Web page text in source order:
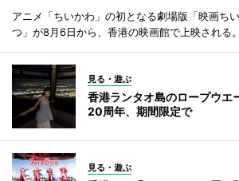
アニメ「ちいかわ」の初となる劇場版「映画ち
つ」が8月6日から、香港の映画館で上映される。
見る・遊ぶ
香港ランタオ島のロープウ
20周年、期間限定で
見る・遊ぶ